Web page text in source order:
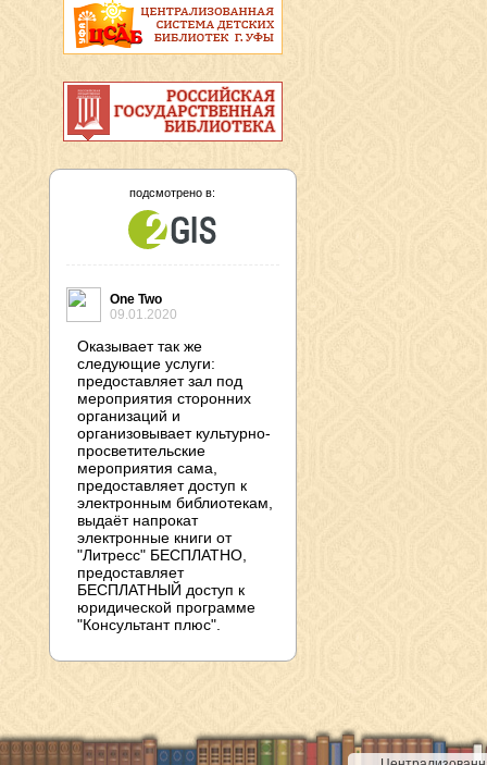
подсмотрено в:
One Two
09.01.2020
Оказывает так же
следующие услуги:
предоставляет зал под
мероприятия сторонних
организаций и
организовывает культурно-
просветительские
мероприятия сама,
предоставляет доступ к
электронным библиотекам,
выдаёт напрокат
электронные книги от
"Литресс" БЕСПЛАТНО,
предоставляет
БЕСПЛАТНЫЙ доступ к
юридической программе
"Консультант плюс".